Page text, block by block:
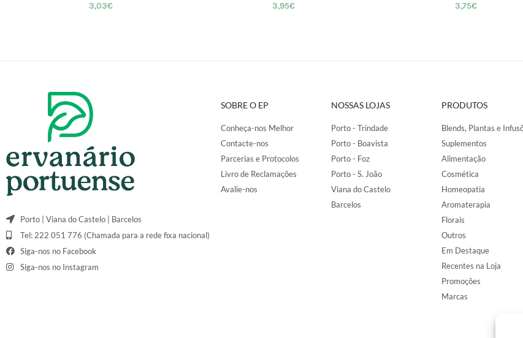
3,03€ 3,95€ 3,75€
Porto | Viana do Castelo | Barcelos
Tel: 222 051 776 (Chamada para a rede fixa nacional)
Siga-nos no Facebook
Siga-nos no Instagram
SOBRE O EP
Conheça-nos Melhor
Contacte-nos
Parcerias e Protocolos
Livro de Reclamações
Avalie-nos
NOSSAS LOJAS
Porto - Trindade
Porto - Boavista
Porto - Foz
Porto - S. João
Viana do Castelo
Barcelos
PRODUTOS
Blends, Plantas e
Suplementos
Alimentação
Cosmética
Homeopatia
Aromaterapia
Florais
Outros
Em Destaque
Recentes na Loja
Promoções
Marcas